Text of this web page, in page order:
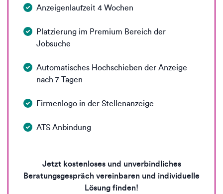
Anzeigenlaufzeit 4 Wochen
Platzierung im Premium Bereich der
Jobsuche
Automatisches Hochschieben der Anzeige
nach 7 Tagen
Firmenlogo in der Stellenanzeige
ATS Anbindung
Jetzt kostenloses und unverbindliches
Beratungsgespräch vereinbaren und individuelle
Lösung finden!